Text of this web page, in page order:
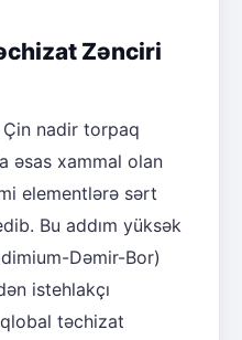
Zənciri
nadir torpaq
əsas xammal olan
elementlərə sərt
Bu addım yüksək
Dəmir-Bor)
istehlakçı
təchizat